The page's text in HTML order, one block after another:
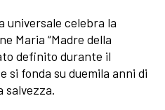
universale celebra la
Maria “Madre della
definito durante il
si fonda su duemila anni di
salvezza.